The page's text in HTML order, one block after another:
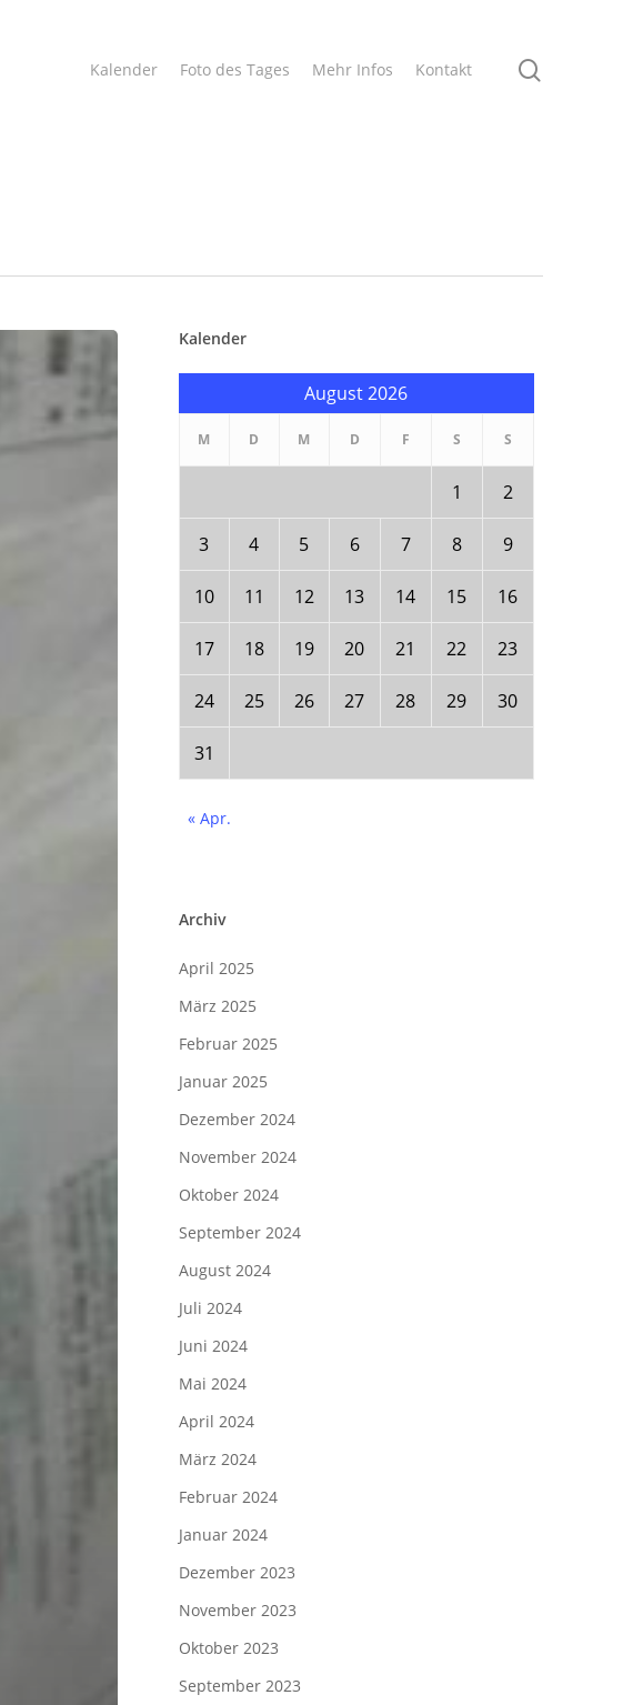
Kalender Foto des Tages Mehr Infos Kontakt
Kalender
August 2026
M D M D F S S
1 2
3 4 5 6 7 8 9
10 11 12 13 14 15 16
17 18 19 20 21 22 23
24 25 26 27 28 29 30
31
« Apr.
Archiv
April 2025
März 2025
Februar 2025
Januar 2025
Dezember 2024
November 2024
Oktober 2024
September 2024
August 2024
Juli 2024
Juni 2024
Mai 2024
April 2024
März 2024
Februar 2024
Januar 2024
Dezember 2023
November 2023
Oktober 2023
September 2023